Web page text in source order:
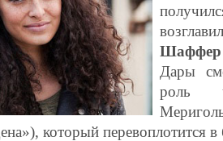
Шаффер
Дары
роль
который перевоплотится